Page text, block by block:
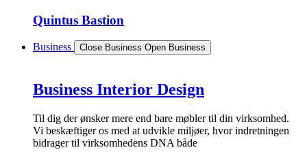
Quintus Bastion
Business Close Business Open Business
Business Interior Design
Til dig der ønsker mere end bare møbler til din virksomhed.
Vi beskæftiger os med at udvikle miljøer, hvor indretningen
bidrager til virksomhedens DNA både